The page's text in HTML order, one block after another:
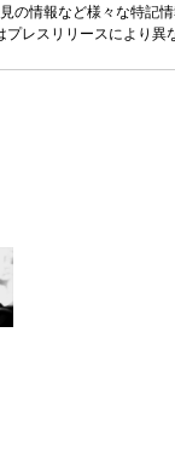
の情報など様々な特記情
レスリリースにより異